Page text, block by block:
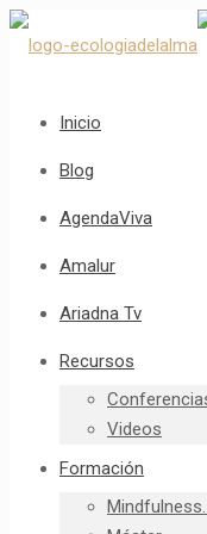
Inicio
Blog
AgendaViva
Amalur
Ariadna Tv
Recursos
Videos
Formación